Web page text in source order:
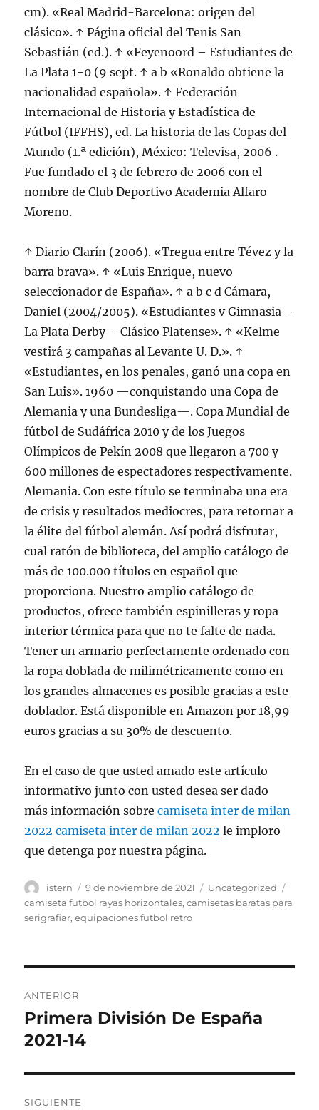
cm). «Real Madrid-Barcelona: origen del
clásico». ↑ Página oficial del Tenis San
Sebastián (ed.). ↑ «Feyenoord – Estudiantes de
La Plata 1-0 (9 sept. ↑ a b «Ronaldo obtiene la
nacionalidad española». ↑ Federación
Internacional de Historia y Estadística de
Fútbol (IFFHS), ed. La historia de las Copas del
Mundo (1.ª edición), México: Televisa, 2006 .
Fue fundado el 3 de febrero de 2006 con el
nombre de Club Deportivo Academia Alfaro
Moreno.
↑ Diario Clarín (2006). «Tregua entre Tévez y la
barra brava». ↑ «Luis Enrique, nuevo
seleccionador de España». ↑ a b c d Cámara,
Daniel (2004/2005). «Estudiantes v Gimnasia –
La Plata Derby – Clásico Platense». ↑ «Kelme
vestirá 3 campañas al Levante U. D.». ↑
«Estudiantes, en los penales, ganó una copa en
San Luis». 1960 —conquistando una Copa de
Alemania y una Bundesliga—. Copa Mundial de
fútbol de Sudáfrica 2010 y de los Juegos
Olímpicos de Pekín 2008 que llegaron a 700 y
600 millones de espectadores respectivamente.
Alemania. Con este título se terminaba una era
de crisis y resultados mediocres, para retornar a
la élite del fútbol alemán. Así podrá disfrutar,
cual ratón de biblioteca, del amplio catálogo de
más de 100.000 títulos en español que
proporciona. Nuestro amplio catálogo de
productos, ofrece también espinilleras y ropa
interior térmica para que no te falte de nada.
Tener un armario perfectamente ordenado con
la ropa doblada de milimétricamente como en
los grandes almacenes es posible gracias a este
doblador. Está disponible en Amazon por 18,99
euros gracias a su 30% de descuento.
En el caso de que usted amado este artículo
informativo junto con usted desea ser dado
más información sobrecamiseta inter de milan
2022 camiseta inter de milan 2022 le imploro
que detenga por nuestra página.
Autor
istern
Publicado
el
9 de noviembre de 2021 Categorías
Uncategorized
camiseta futbol rayas horizontales,camisetas baratas para
serigrafiar,equipaciones futbol retro
de
entradas
ANTERIOR
Entrada
anterior:
Primera División De España
2021-14
SIGUIENTE